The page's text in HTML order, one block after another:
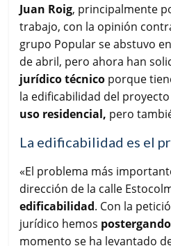
Juan Roig, principalmente
trabajo, con la opinión
grupo Popular se abstuvo
de abril, pero ahora han
jurídico técnico porque
la edificabilidad del
uso residencial, pero
La edificabilidad es el
«El problema más
dirección de la calle
edificabilidad. Con la
jurídico hemos
momento se ha levantado